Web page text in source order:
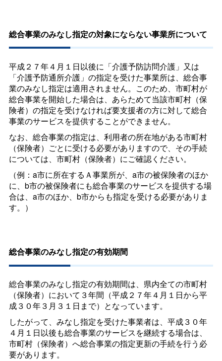
総合事業のみなし指定の対象にならない事業所について
平成２７年４月１日以後に「介護予防訪問介護」又は
「介護予防通所介護」の指定を受けた事業所は、総合事
業のみなし指定は適用されません。このため、市町村が
総合事業を開始した場合は、あらためて当該市町村（保
険者）の指定を受けなければ要支援者の方に対して総合
事業のサービスを提供することができません。
なお、総合事業の指定は、利用者の所在地がある市町村
（保険者）ごとに受ける必要がありますので、その手続
については、市町村（保険者）にご確認ください。
（例：a市に所在するＡ事業所が、a市の被保険者のほか
に、b市の被保険者にも総合事業のサービスを提供する場
合は、a市のほか、b市からも指定を受ける必要がありま
す。）
総合事業のみなし指定の有効期間
総合事業のみなし指定の有効期間は、県内全ての市町村
（保険者）において３年間（平成２７年４月１日から平
成３０年３月３１日まで）となっています。
したがって、みなし指定を受けた事業者は、平成３０年
４月１日以後も総合事業のサービスを継続する場合は、
市町村（保険者）へ総合事業の指定更新の手続を行う必
要があります。